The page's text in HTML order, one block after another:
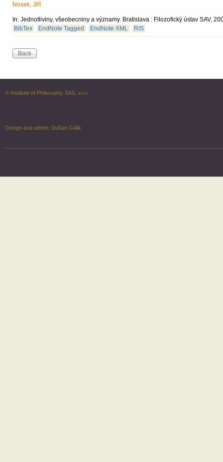
Nosek, Jiří
In: Jednotliviny, všeobecniny a významy. Bratislava : Filozofický ústav SAV,
BibTex
EndNote Tagged EndNote XML RIS
© Institute of Philosophy SAS, v.v.i.
Design and admin: Dušan Gálik